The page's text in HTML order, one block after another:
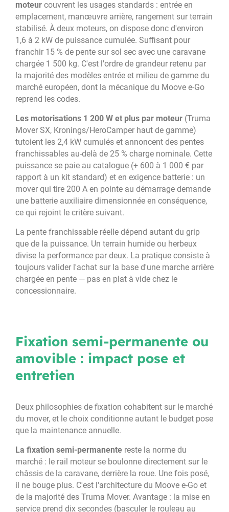
moteur couvrent les usages standards : entrée en
emplacement, manœuvre arrière, rangement sur terrain
stabilisé. À deux moteurs, on dispose donc d'environ
1,6 à 2 kW de puissance cumulée. Suffisant pour
franchir 15 % de pente sur sol sec avec une caravane
chargée 1 500 kg. C'est l'ordre de grandeur retenu par
la majorité des modèles entrée et milieu de gamme du
marché européen, dont la mécanique du Moove e-Go
reprend les codes.
Les motorisations 1 200 W et plus par moteur (Truma
Mover SX, Kronings/HeroCamper haut de gamme)
tutoient les 2,4 kW cumulés et annoncent des pentes
franchissables au-delà de 25 % charge nominale. Cette
puissance se paie au catalogue (+ 600 à 1 000 € par
rapport à un kit standard) et en exigence batterie : un
mover qui tire 200 A en pointe au démarrage demande
une batterie auxiliaire dimensionnée en conséquence,
ce qui rejoint le critère suivant.
La pente franchissable réelle dépend autant du grip
que de la puissance. Un terrain humide ou herbeux
divise la performance par deux. La pratique consiste à
toujours valider l'achat sur la base d'une marche arrière
chargée en pente — pas en plat à vide chez le
concessionnaire.
Fixation semi-permanente ou
amovible : impact pose et
entretien
Deux philosophies de fixation cohabitent sur le marché
du mover, et le choix conditionne autant le budget pose
que la maintenance annuelle.
La fixation semi-permanente reste la norme du
marché : le rail moteur se boulonne directement sur le
châssis de la caravane, derrière la roue. Une fois posé,
il ne bouge plus. C'est l'architecture du Moove e-Go et
de la majorité des Truma Mover. Avantage : la mise en
service prend dix secondes (basculer le rouleau au